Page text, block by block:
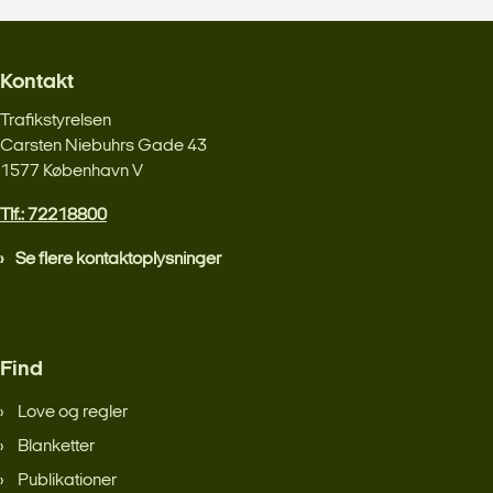
Kontakt
Trafikstyrelsen
Carsten Niebuhrs Gade 43
1577 København V
Tlf.: 72218800
Se flere kontaktoplysninger
Find
Love og regler
Blanketter
Publikationer